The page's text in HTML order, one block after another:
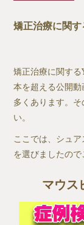
矯正治療に関
矯正治療に関す
本を超える公開
多くあります。
い。
ここでは、シュ
を選びましたので
マウス